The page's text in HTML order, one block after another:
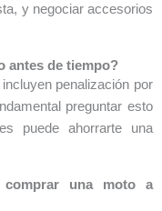
y negociar accesorios
antes de tiempo?
penalización por
preguntar esto
puede ahorrarte una
comprar una moto a